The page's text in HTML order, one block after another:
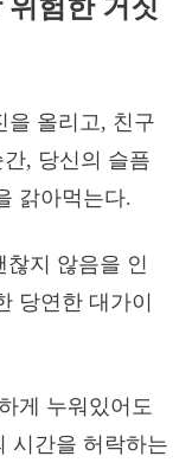
위험한 거짓
을 올리고, 친구
, 당신의 슬픔
갉아먹는다.
찮지 않음을 인
당연한 대가이
게 누워있어도
시간을 허락하는